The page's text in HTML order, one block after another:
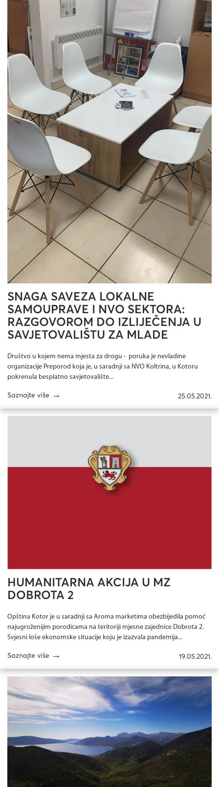
SNAGA SAVEZA LOKALNE
SAMOUPRAVE I NVO SEKTORA:
RAZGOVOROM DO IZLIJEČENJA U
SAVJETOVALIŠTU ZA MLADE
Društvo u kojem nema mjesta za drogu - poruka je nevladine
organizacije Preporod koja je, u saradnji sa NVO Koltrina, u Kotoru
pokrenula besplatno savjetovalište...
Saznajte više → 25.05.2021.
HUMANITARNA AKCIJA U MZ
DOBROTA 2
Opština Kotor je u saradnji sa Aroma marketima obezbijedila pomoć
najugroženijim porodicama na teritoriji mjesne zajednice Dobrota 2.
Svjesni loše ekonomske situacije koju je izazvala pandemija...
Saznajte više → 19.05.2021.